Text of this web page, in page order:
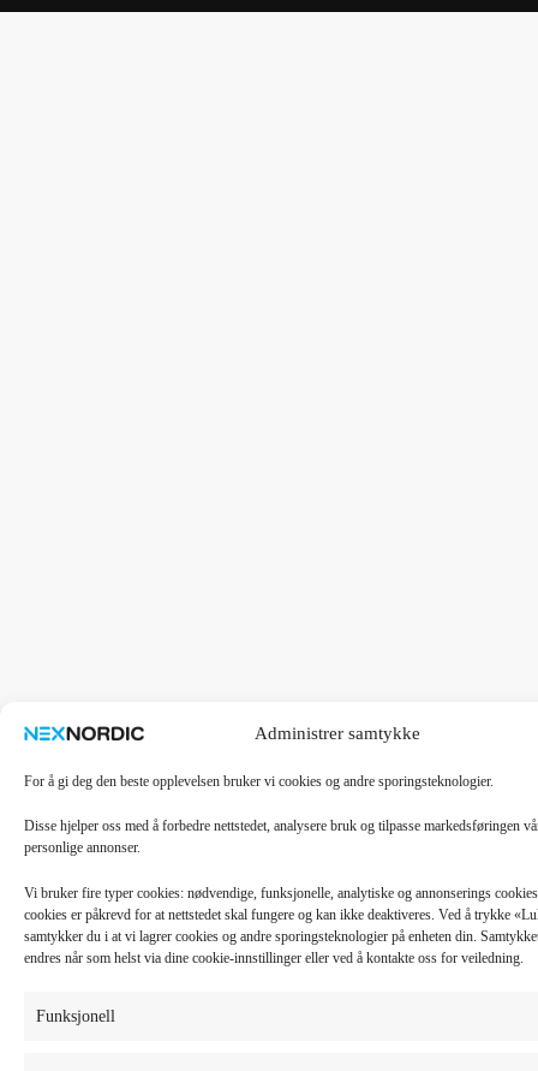
Administrer samtykke
For å gi deg den beste opplevelsen bruker vi cookies og andre sporingsteknologier.
Disse hjelper oss med å forbedre nettstedet, analysere bruk og tilpasse markedsføringen
personlige annonser.
Vi bruker fire typer cookies: nødvendige, funksjonelle, analytiske og annonserings
cookies er påkrevd for at nettstedet skal fungere og kan ikke deaktiveres. Ved å trykke
samtykker du i at vi lagrer cookies og andre sporingsteknologier på enheten din.
endres når som helst via dine cookie-innstillinger eller ved å kontakte oss for veiledning.
Funksjonell